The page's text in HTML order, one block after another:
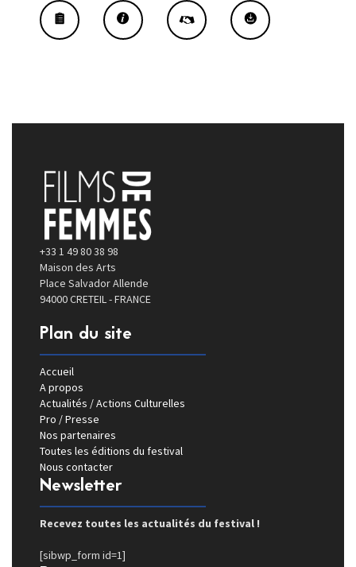
+33 1 49 80 38 98
Maison des Arts
Place Salvador Allende
94000 CRETEIL - FRANCE
Plan du site
Accueil
A propos
Actualités / Actions Culturelles
Pro / Presse
Nos partenaires
Toutes les éditions du festival
Nous contacter
Newsletter
Recevez toutes les actualités du festival !
[sibwp_form id=1]